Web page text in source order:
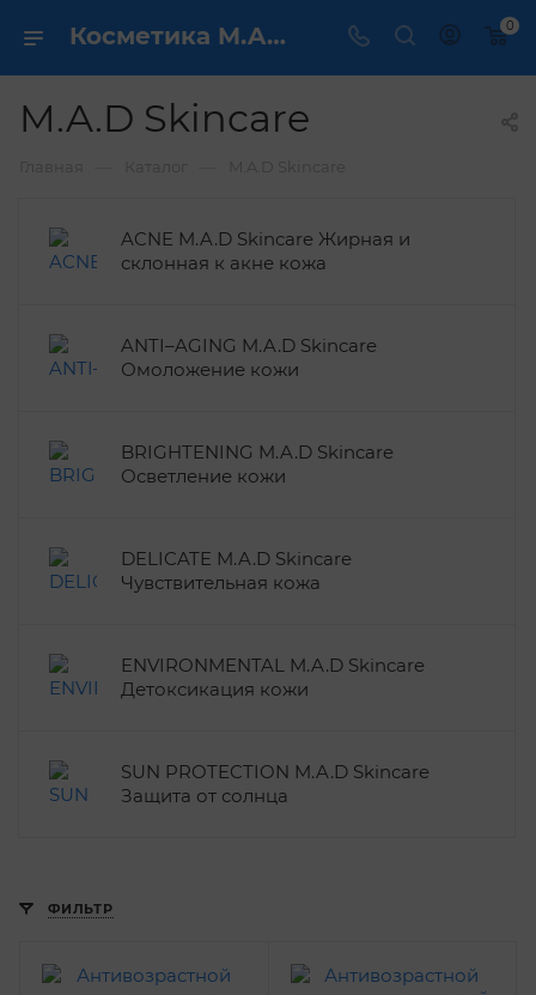
Косметика M.A.D Skincare - купить в интернет магазине ✔️ по выгодной цене 0
M.A.D Skincare
ACNE M.A.D Skincare Жирная и
склонная к акне кожа
ANTI–AGING M.A.D Skincare
Омоложение кожи
BRIGHTENING M.A.D Skincare
Осветление кожи
DELICATE M.A.D Skincare
Чувствительная кожа
ENVIRONMENTAL M.A.D Skincare
Детоксикация кожи
SUN PROTECTION M.A.D Skincare
Защита от солнца
ФИЛЬТР